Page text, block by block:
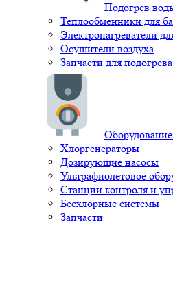
Подогрев
Теплообменники для
Электронагреватели
Осушители воздуха
Запчасти для
Хлоргенераторы
Дозирующие насосы
Ультрафиолетовое
Станции контроля и
Бесхлорные системы
Запчасти